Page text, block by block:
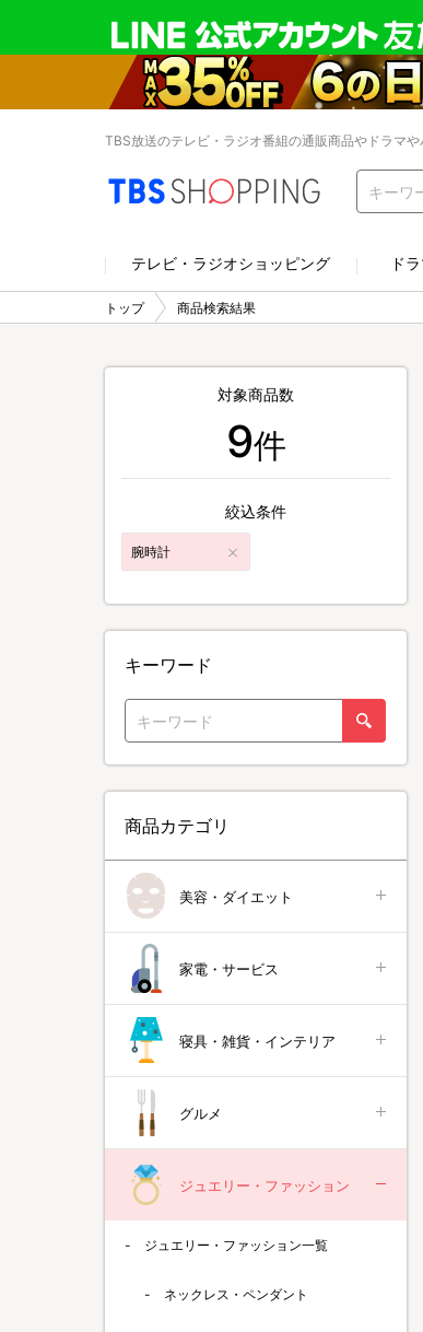
TBS放送のテレビ・ラジオ番組の通販商品やドラマ
テレビ・ラジオショッピング ド
トップ 商品検索結果
対象商品数
9件
絞込条件
腕時計
キーワード
商品カテゴリ
美容・ダイエット
家電・サービス
寝具・雑貨・インテリア
グルメ
ジュエリー・ファッション
ジュエリー・ファッション一覧
ネックレス・ペンダント